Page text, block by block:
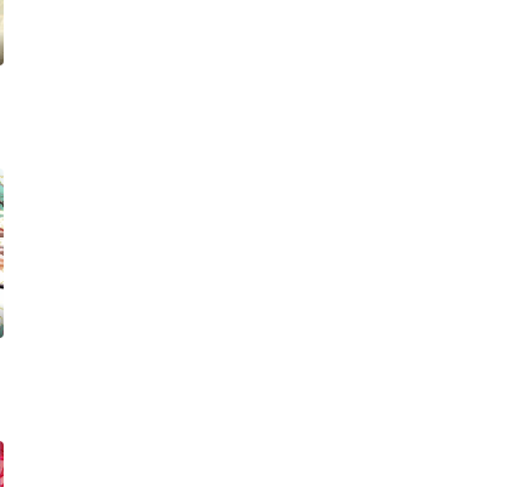
她不再
罗丽仙境。这里的仙子因自然与人类世界的兴衰而生，也与万物命运相连
与利落果
万血雨，洒落万古岁月，经历无数时空的熬炼
与老友佛印（一心想将苏东坡渡入佛门）、辽国女粉丝耶律云（原型为高